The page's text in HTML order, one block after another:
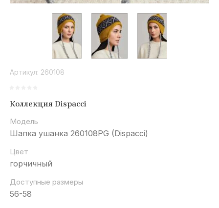
Артикул: 260108
Коллекция Dispacci
Модель
Шапка ушанка 260108PG (Dispacci)
Цвет
горчичный
Доступные размеры
56-58